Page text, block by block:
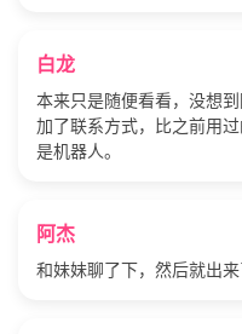
白龙
本来只是随便看看，没想
加了联系方式，比之前用
是机器人。
阿杰
和妹妹聊了下，然后就出